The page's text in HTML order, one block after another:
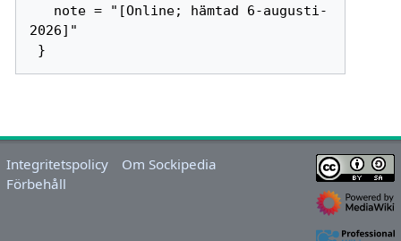
2026]"
Integritetspolicy
Om Sockipedia
Förbehåll